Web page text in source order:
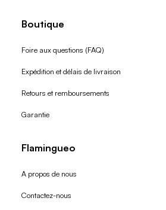
Boutique
Foire aux questions (FAQ)
Expédition et délais de livraison
Retours et remboursements
Garantie
Flamingueo
A propos de nous
Contactez-nous